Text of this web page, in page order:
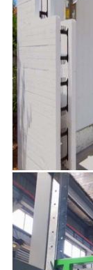
に
連
絡
し
な
さ
い
ニ
ュ